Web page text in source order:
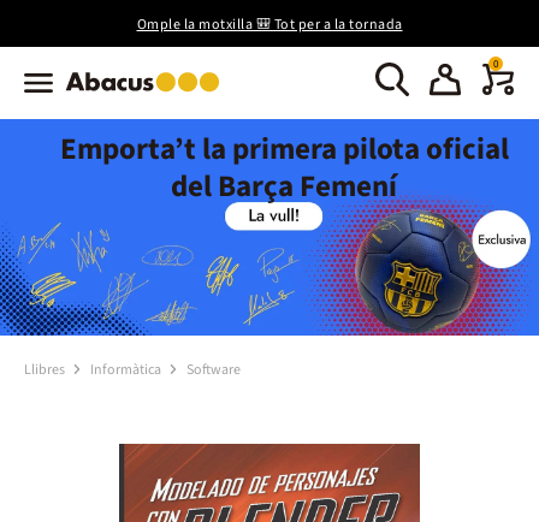
Omple la motxilla 🎒 Tot per a la tornada
0
Emporta’t la primera pilota oficial
del Barça Femení
Llibres Informàtica Software